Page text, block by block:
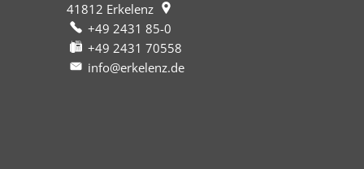
41812 Erkelenz
+49 2431 85-0
+49 2431 70558
info@erkelenz.de